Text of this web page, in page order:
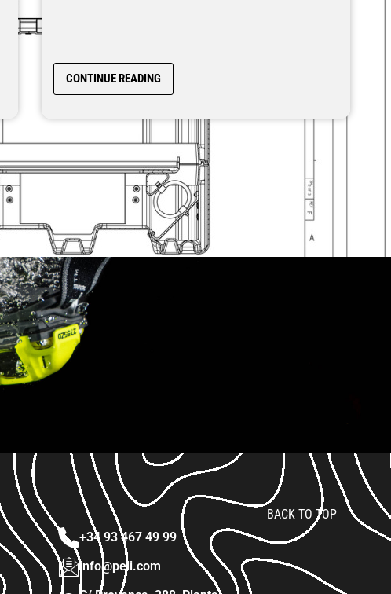
CONTINUE READING
BACK TO TOP
+34 93 467 49 99
info@peli.com